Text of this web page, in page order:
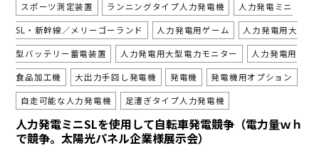
スポーツ測定装置 ランニングタイプ人力発電機 人力発電ミニ
SL・新幹線／メリーゴーランド 人力発電用ゲーム 人力発電用大
型バッテリー蓄電装置 人力発電用大型電力モニター 人力発電用
食品加工機 大出力手回し発電機 発電機 発電機用オプション
自走可能な人力発電機 足漕ぎタイプ人力発電機
人力発電ミニSLを使用して自転車発電競争（電力量ｗｈ
で競争。太陽光パネル企業様展示会）